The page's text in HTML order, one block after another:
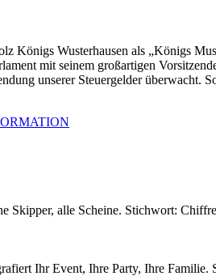
Königs Wusterhausen als „Königs
mit seinem großartigen
unserer Steuergelder
Skipper, alle Scheine. Stichwort:
Ihr Event, Ihre Party, Ihre